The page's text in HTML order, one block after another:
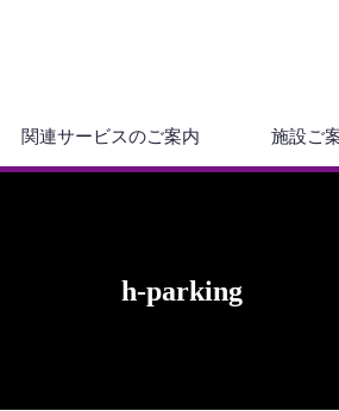
関連サービスのご案内 施設ご
h-parking